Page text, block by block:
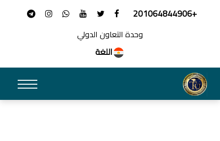
+201064844906
وحدة التعاون الدولي
اللغة